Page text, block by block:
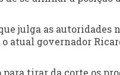
julga as autoridades
atual governador
tirar da corte os